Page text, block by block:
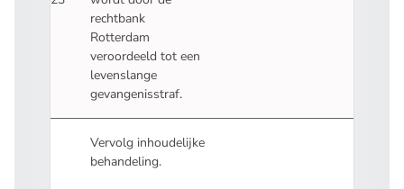
rechtbank
Rotterdam
veroordeeld tot een
levenslange
gevangenisstraf.
Vervolg inhoudelijke
behandeling.